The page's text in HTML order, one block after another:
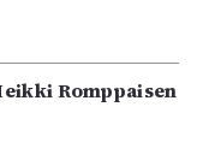
Romppaisen